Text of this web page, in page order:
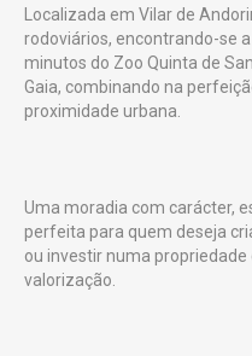
Localizada em Vilar de
rodoviários, encontrando-se
minutos do Zoo Quinta de
Gaia, combinando na
proximidade urbana.
Uma moradia com carácter,
perfeita para quem deseja
ou investir numa
valorização.